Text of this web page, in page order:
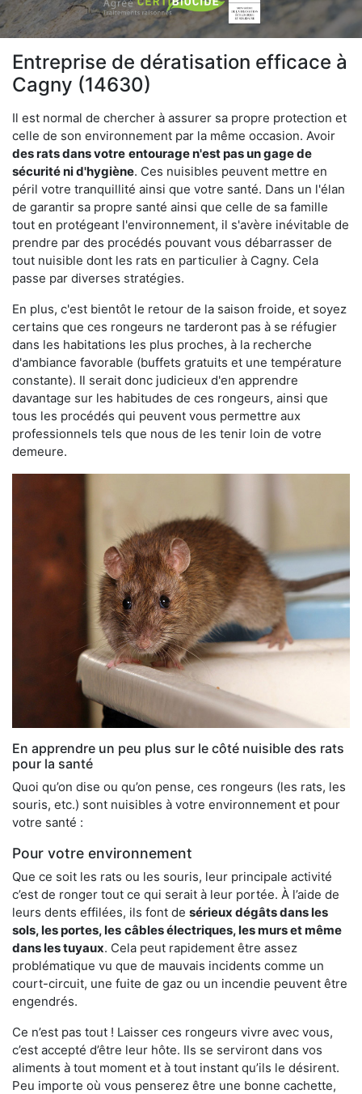
Entreprise de dératisation efficace à
Cagny (14630)
Il est normal de chercher à assurer sa propre protection et
celle de son environnement par la même occasion. Avoir
des rats dans votre entourage n'est pas un gage de
sécurité ni d'hygiène. Ces nuisibles peuvent mettre en
péril votre tranquillité ainsi que votre santé. Dans un l'élan
de garantir sa propre santé ainsi que celle de sa famille
tout en protégeant l'environnement, il s'avère inévitable de
prendre par des procédés pouvant vous débarrasser de
tout nuisible dont les rats en particulier à Cagny. Cela
passe par diverses stratégies.
En plus, c'est bientôt le retour de la saison froide, et soyez
certains que ces rongeurs ne tarderont pas à se réfugier
dans les habitations les plus proches, à la recherche
d'ambiance favorable (buffets gratuits et une température
constante). Il serait donc judicieux d'en apprendre
davantage sur les habitudes de ces rongeurs, ainsi que
tous les procédés qui peuvent vous permettre aux
professionnels tels que nous de les tenir loin de votre
demeure.
En apprendre un peu plus sur le côté nuisible des rats
pour la santé
Quoi qu’on dise ou qu’on pense, ces rongeurs (les rats, les
souris, etc.) sont nuisibles à votre environnement et pour
votre santé :
Pour votre environnement
Que ce soit les rats ou les souris, leur principale activité
c’est de ronger tout ce qui serait à leur portée. À l’aide de
leurs dents effilées, ils font de sérieux dégâts dans les
sols, les portes, les câbles électriques, les murs et même
dans les tuyaux. Cela peut rapidement être assez
problématique vu que de mauvais incidents comme un
court-circuit, une fuite de gaz ou un incendie peuvent être
engendrés.
Ce n’est pas tout ! Laisser ces rongeurs vivre avec vous,
c’est accepté d’être leur hôte. Ils se serviront dans vos
aliments à tout moment et à tout instant qu’ils le désirent.
Peu importe où vous penserez être une bonne cachette,